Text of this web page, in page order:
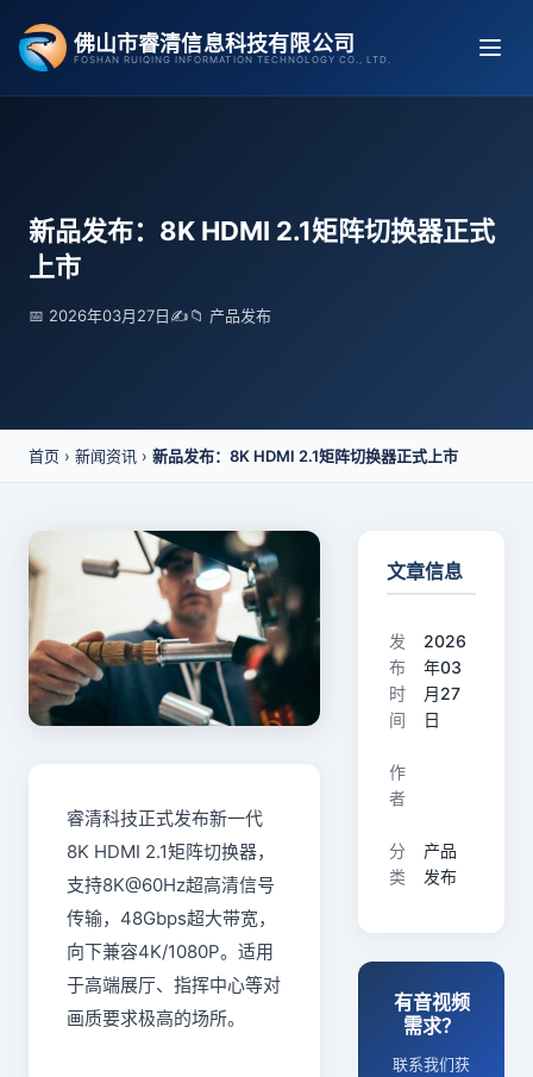
容
佛山市睿清信息科技有限公司
FOSHAN RUIQING INFORMATION TECHNOLOGY CO., LTD.
新品发布：8K HDMI 2.1矩阵切换器正式
上市
📅 2026年03月27日✍️📁 产品发布
首页 › 新闻资讯 › 新品发布：8K HDMI 2.1矩阵切换器正式上市
睿清科技正式发布新一代
8K HDMI 2.1矩阵切换器，
支持8K@60Hz超高清信号
传输，48Gbps超大带宽，
向下兼容4K/1080P。适用
于高端展厅、指挥中心等对
画质要求极高的场所。
文章信息
发
布
时
间
2026
年03
月27
日
作
者
分
类
产品
发布
有音视频
需求？
联系我们获